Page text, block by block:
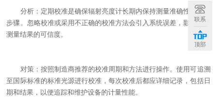
分析：定期校准是确保辐射亮度计长期内保持测量准确性的关键
步骤。忽略校准或采用不正确的校准方法会引入系统误差，影响整体
测量结果的可信度。
对策：按照制造商推荐的校准周期和方法进行操作。使用可追溯
至国际标准的标准光源进行校准，每次校准后都应详细记录，包括日
期和结果，以便追踪和维护设备的计量性能。
联系
顶部